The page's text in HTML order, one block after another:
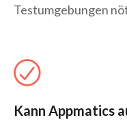
Testumgebungen
Kann Appmatics